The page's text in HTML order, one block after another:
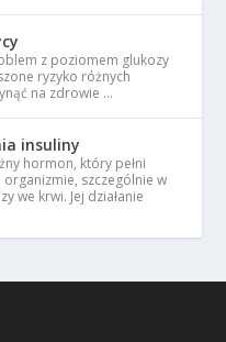
z poziomem glukozy
ryzyko różnych
na zdrowie …
insuliny
hormon, który pełni
szczególnie w
we krwi. Jej działanie